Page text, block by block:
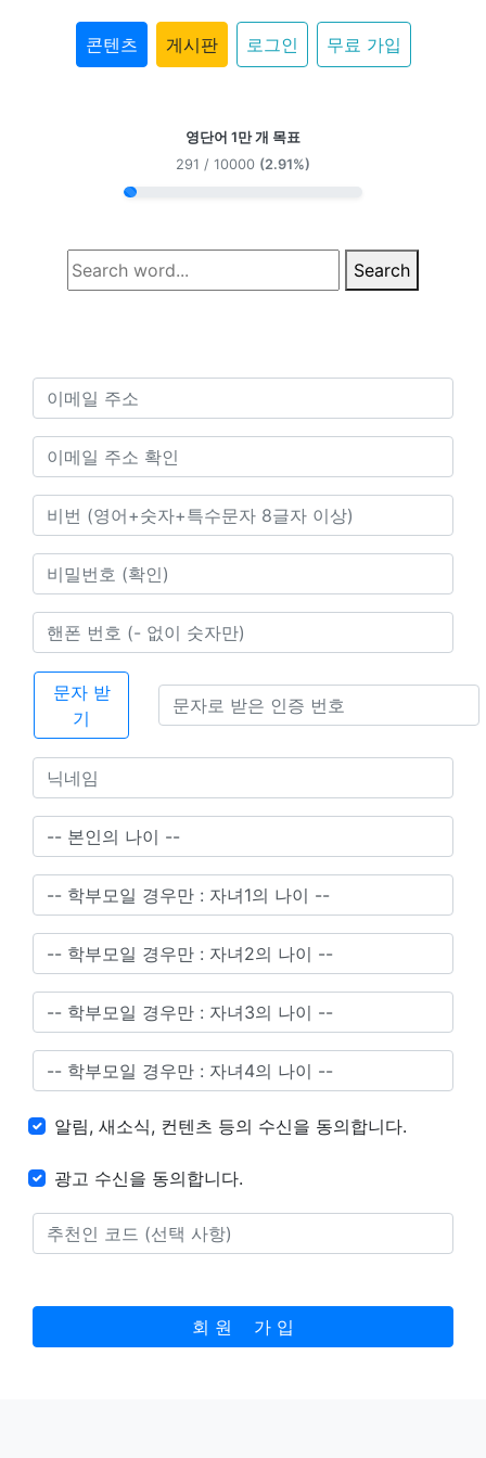
콘텐츠 게시판 로그인 무료 가입
영단어 1만 개 목표
291 / 10000 (2.91%)
Search
문자 받
기
알림, 새소식, 컨텐츠 등의 수신을 동의합니다.
광고 수신을 동의합니다.
회 원 가 입